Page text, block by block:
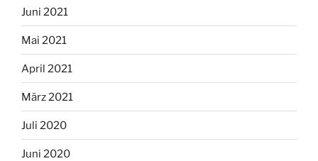
Juni 2021
Mai 2021
April 2021
März 2021
Juli 2020
Juni 2020